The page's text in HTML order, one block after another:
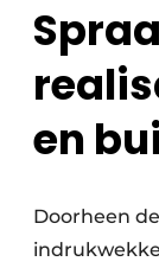
en
Doorheen